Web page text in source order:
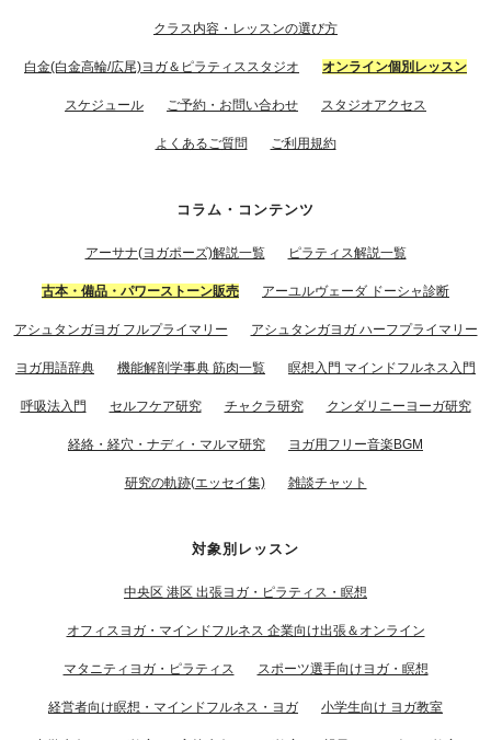
クラス内容・レッスンの選び方
白金(白金高輪/広尾)ヨガ＆ピラティススタジオ オンライン個別レッスン
スケジュール ご予約・お問い合わせ スタジオアクセス
よくあるご質問 ご利用規約
コラム・コンテンツ
アーサナ(ヨガポーズ)解説一覧 ピラティス解説一覧
古本・備品・パワーストーン販売 アーユルヴェーダ ドーシャ診断
アシュタンガヨガ フルプライマリー アシュタンガヨガ ハーフプライマリー
ヨガ用語辞典 機能解剖学事典 筋肉一覧 瞑想入門 マインドフルネス入門
呼吸法入門 セルフケア研究 チャクラ研究 クンダリニーヨーガ研究
経絡・経穴・ナディ・マルマ研究 ヨガ用フリー音楽BGM
研究の軌跡(エッセイ集) 雑談チャット
対象別レッスン
中央区 港区 出張ヨガ・ピラティス・瞑想
オフィスヨガ・マインドフルネス 企業向け出張＆オンライン
マタニティヨガ・ピラティス スポーツ選手向けヨガ・瞑想
経営者向け瞑想・マインドフルネス・ヨガ 小学生向け ヨガ教室